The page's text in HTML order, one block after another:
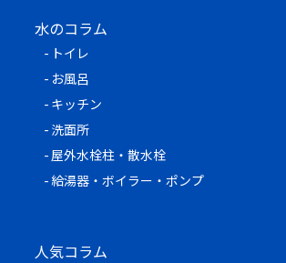
水のコラム
トイレ
お風呂
キッチン
洗面所
屋外水栓柱・散水栓
給湯器・ボイラー・ポンプ
人気コラム